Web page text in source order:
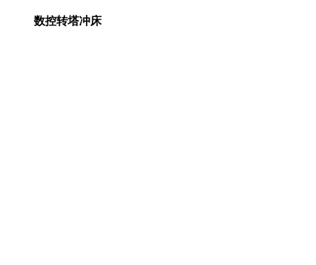
数控转塔冲床